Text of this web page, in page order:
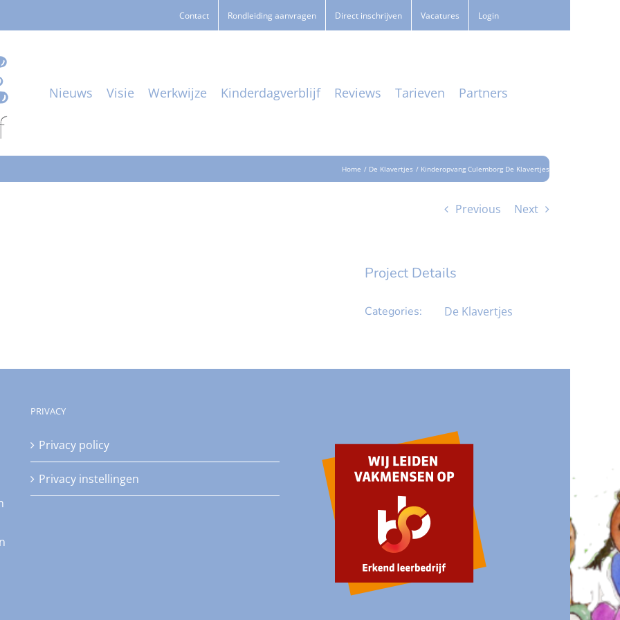
Contact Rondleiding aanvragen Direct inschrijven Vacatures Login
Nieuws Visie Werkwijze Kinderdagverblijf Reviews Tarieven Partners
Home De Klavertjes Kinderopvang Culemborg De Klavertjes
Previous Next
Project Details
Categories: De Klavertjes
PRIVACY
Privacy policy
Privacy instellingen